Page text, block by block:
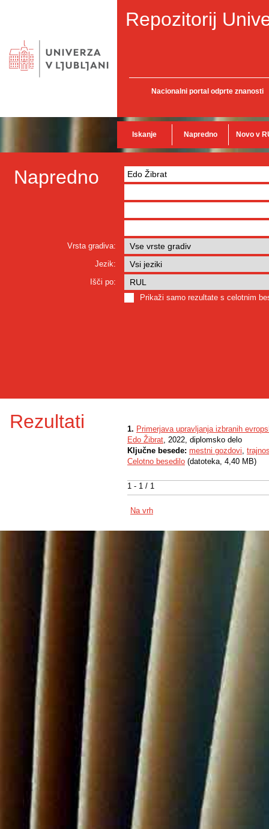
Repozitorij
Nacionalni portal odprte znanosti
Iskanje Napredno Novo v
Napredno
Vrsta gradiva:
Jezik:
Išči po:
Prikaži samo rezultate s celotnim
Rezultati
1 - 1 / 1
1. Primerjava upravljanja izbranih
Edo Žibrat, 2022, diplomsko delo
Ključne besede: mestni gozdovi,
Celotno besedilo (datoteka, 4,40 MB)
Na vrh